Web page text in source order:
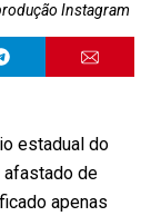
Instagram
estadual do
afastado de
apenas